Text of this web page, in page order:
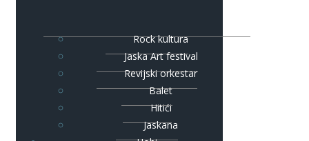
Rock kultura
Jaska Art festival
Revijski orkestar
Balet
Hitići
Jaskana